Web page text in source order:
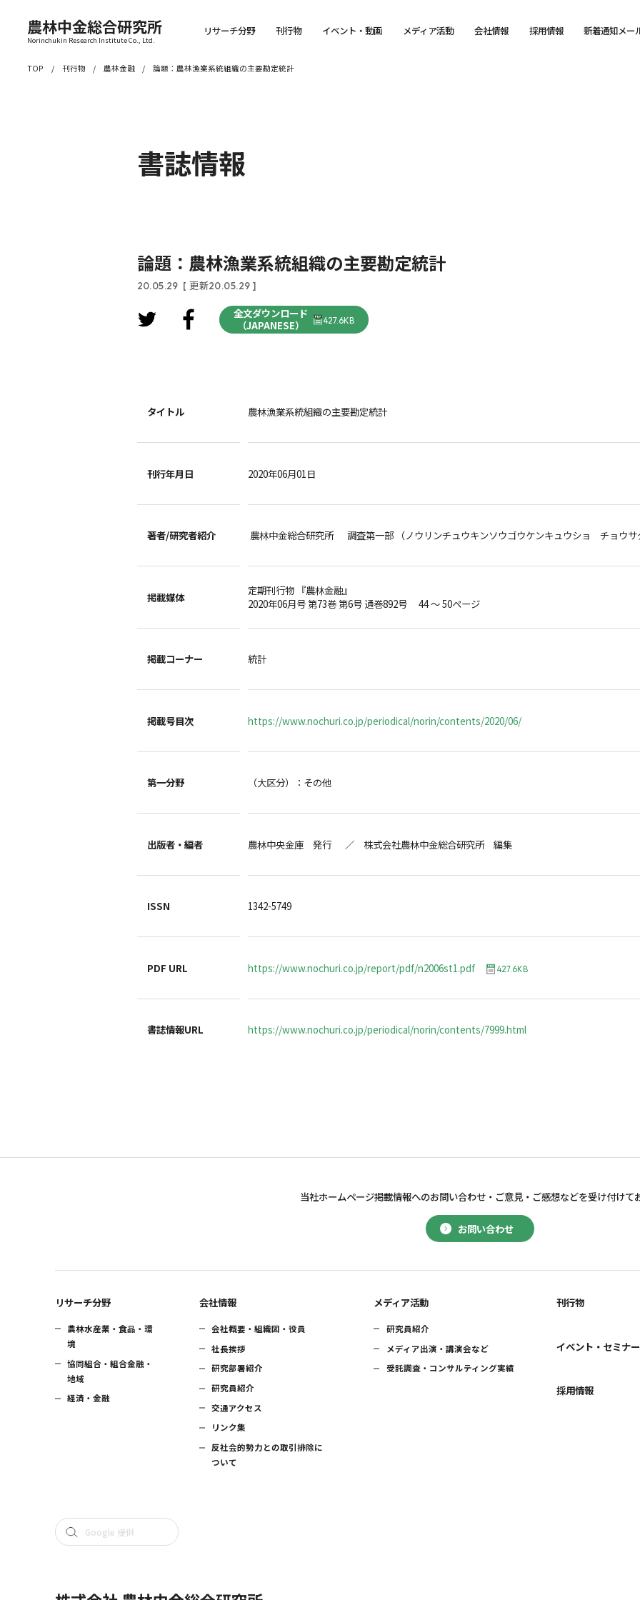
農林中金総合研究所
Norinchukin Research Institute Co., Ltd.
リサーチ分野 刊行物 イベント・動画 メディア活動 会社情報 採用情報 新着通知メー
TOP 刊行物 農林金融 論題：農林漁業系統組織の主要勘定統計
書誌情報
論題：農林漁業系統組織の主要勘定統計
20.05.29 [ 更新20.05.29 ]
全文ダウンロード
（JAPANESE）
427.6KB
タイトル 農林漁業系統組織の主要勘定統計
刊行年月日 2020年06月01日
著者/研究者紹介 農林中金総合研究所 調査第一部 （ノウリンチュウキンソウゴウケンキュウショ チョウサ
掲載媒体
定期刊行物 『農林金融』
2020年06月号 第73巻 第6号 通巻892号 44 ～ 50ページ
掲載コーナー 統計
掲載号目次 https://www.nochuri.co.jp/periodical/norin/contents/2020/06/
第一分野 （大区分）：その他
出版者・編者 農林中央金庫 発行 ／ 株式会社農林中金総合研究所 編集
ISSN 1342-5749
PDF URL https://www.nochuri.co.jp/report/pdf/n2006st1.pdf 427.6KB
書誌情報URL https://www.nochuri.co.jp/periodical/norin/contents/7999.html
お問い合わせ
当社ホームページ掲載情報へのお問い合わせ・ ご意見・ご感想などを受け付けて
リサーチ分野
農林水産業・食品・環
境
協同組合・組合金融・
地域
経済・金融
会社情報
会社概要・組織図・役員
社長挨拶
研究部署紹介
研究員紹介
交通アクセス
リンク集
反社会的勢力との取引排除に
ついて
メディア活動
研究員紹介
メディア出演・講演会など
受託調査・コンサルティング実績
刊行物
イベント・セミナー
採用情報